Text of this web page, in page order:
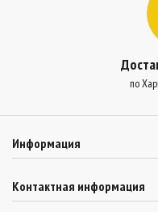
по
Информация
Контактная информация